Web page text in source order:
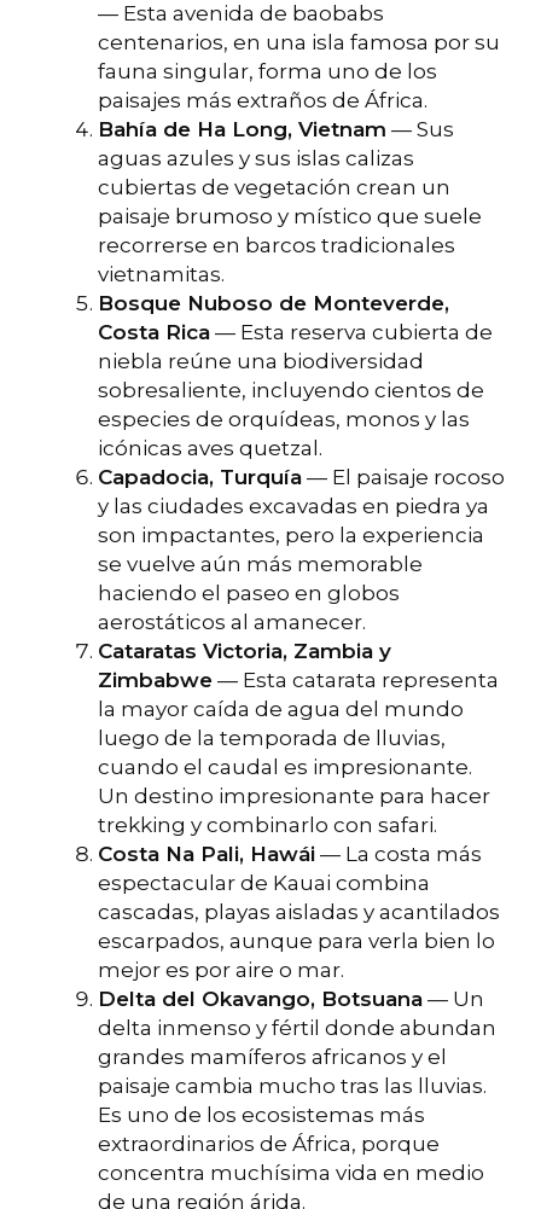
— Esta avenida de baobabs
centenarios, en una isla famosa por su
fauna singular, forma uno de los
paisajes más extraños de África.
Bahía de Ha Long, Vietnam — Sus
aguas azules y sus islas calizas
cubiertas de vegetación crean un
paisaje brumoso y místico que suele
recorrerse en barcos tradicionales
vietnamitas.
Bosque Nuboso de Monteverde,
Costa Rica — Esta reserva cubierta de
niebla reúne una biodiversidad
sobresaliente, incluyendo cientos de
especies de orquídeas, monos y las
icónicas aves quetzal.
Capadocia, Turquía — El paisaje rocoso
y las ciudades excavadas en piedra ya
son impactantes, pero la experiencia
se vuelve aún más memorable
haciendo el paseo en globos
aerostáticos al amanecer.
Cataratas Victoria, Zambia y
Zimbabwe — Esta catarata representa
la mayor caída de agua del mundo
luego de la temporada de lluvias,
cuando el caudal es impresionante.
Un destino impresionante para hacer
trekking y combinarlo con safari.
Costa Na Pali, Hawái — La costa más
espectacular de Kauai combina
cascadas, playas aisladas y acantilados
escarpados, aunque para verla bien lo
mejor es por aire o mar.
Delta del Okavango, Botsuana — Un
delta inmenso y fértil donde abundan
grandes mamíferos africanos y el
paisaje cambia mucho tras las lluvias.
Es uno de los ecosistemas más
extraordinarios de África, porque
concentra muchísima vida en medio
de una región árida.